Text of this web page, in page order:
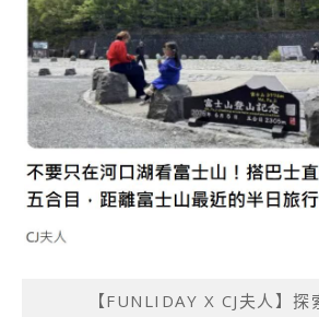
【FUNLIDAY X CJ夫人】探